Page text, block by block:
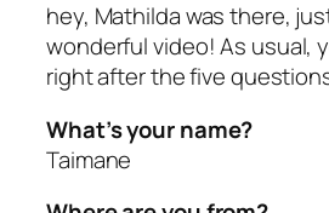
hey, Mathilda was there,
wonderful video! As usual,
right after the five
What’s your name?
Taimane